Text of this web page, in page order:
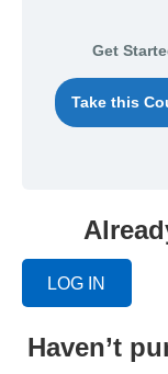
Get
Take this
LOG IN
Haven’t